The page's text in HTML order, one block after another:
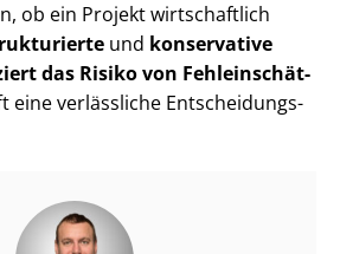
ob ein Projekt wirtschaftlich
und konservative
das Risiko von Fehl­ein­schät­
eine verlässliche Ent­schei­dungs­